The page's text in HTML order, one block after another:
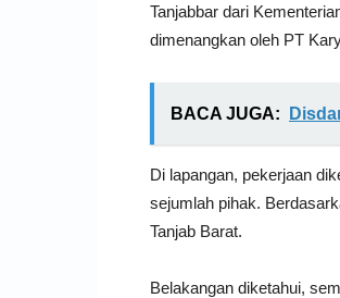
Tanjabbar dari
dimenangkan oleh PT
BACA JUGA:
Di lapangan, pekerjaan
sejumlah pihak.
Tanjab Barat.
Belakangan diketahui,